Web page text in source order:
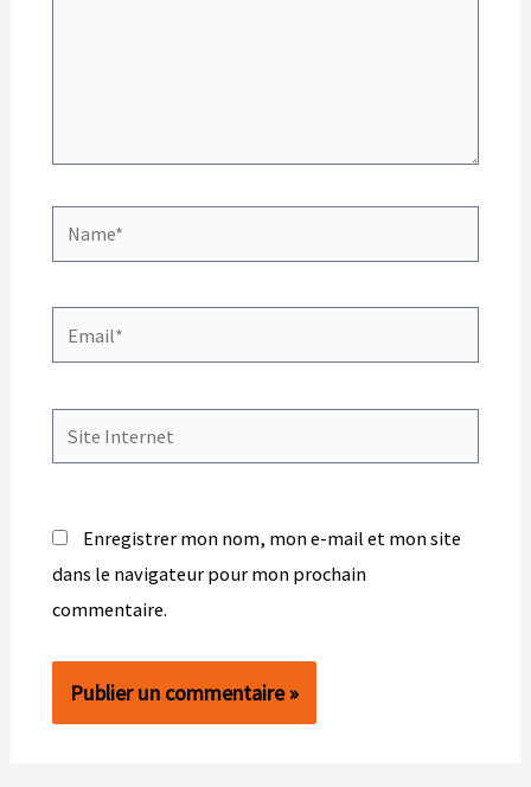
Name*
Email*
Site
Internet
Enregistrer mon nom, mon e-mail et mon site
dans le navigateur pour mon prochain
commentaire.